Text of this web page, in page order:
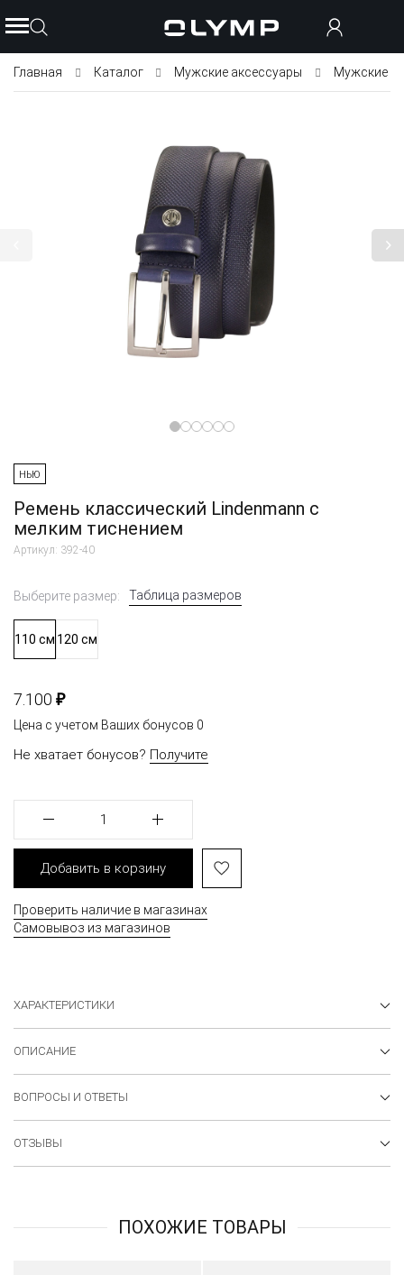
Главная Каталог Мужские аксессуары Мужские
НЬЮ
Ремень классический Lindenmann с
мелким тиснением
Артикул: 392-40
Выберите размер: Таблица размеров
110 см 120 см
7.100 ₽
Цена с учетом Ваших бонусов 0
Не хватает бонусов? Получите
1
Добавить в корзину
Проверить наличие в магазинах
Самовывоз из магазинов
ХАРАКТЕРИСТИКИ
ОПИСАНИЕ
ВОПРОСЫ И ОТВЕТЫ
ОТЗЫВЫ
ПОХОЖИЕ ТОВАРЫ